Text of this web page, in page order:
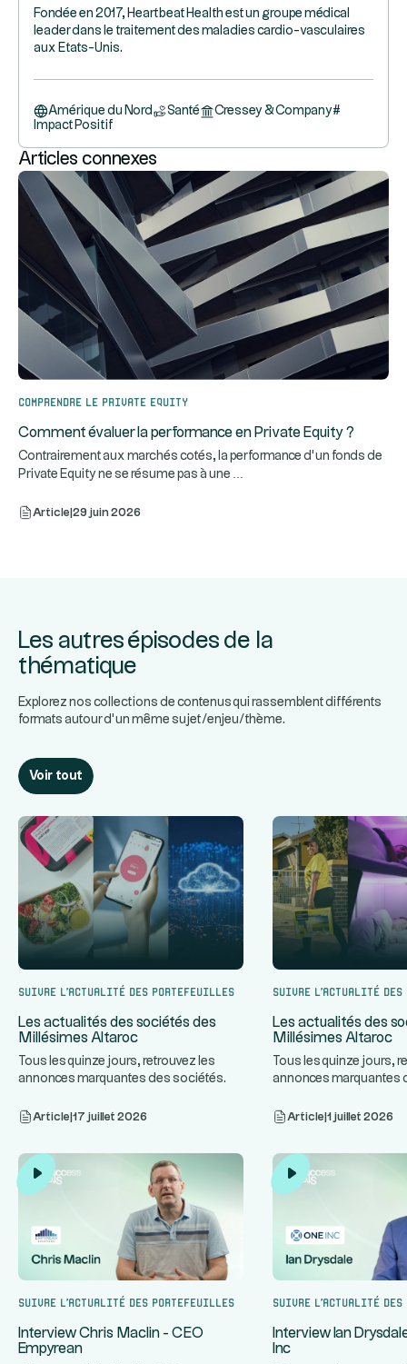
Fondée en 2017, Heartbeat Health est un groupe médical
leader dans le traitement des maladies cardio-vasculaires
aux Etats-Unis.
Amérique du Nord Santé Cressey & Company#
Impact Positif
Articles connexes
Comprendre le Private Equity
Comment évaluer la performance en Private Equity ?
Contrairement aux marchés cotés, la performance d’un fonds de
Private Equity ne se résume pas à une
Article 29 juin 2026
Les autres épisodes de la
thématique
Explorez nos collections de contenus qui rassemblent différents
formats autour d’un même sujet/enjeu/thème.
Voir tout
Suivre l’actualité des portefeuilles
Les actualités des sociétés des
Millésimes Altaroc
Tous les quinze jours, retrouvez les
annonces marquantes des sociétés
Article 17 juillet 2026
Suivre l’actualité
Les actualités des
Millésimes Altaroc
Tous les quinze jours,
annonces marquantes
Article 1 juillet 2026
Suivre l’actualité des portefeuilles
Interview Chris Maclin - CEO
Empyrean
Suivre l’actualité
Interview Ian
Inc